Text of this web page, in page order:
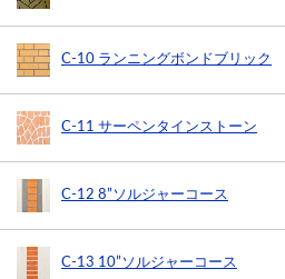
C-10 ランニングボンドブリック
C-11 サーペンタインストーン
C-12 8”ソルジャーコース
C-13 10”ソルジャーコース